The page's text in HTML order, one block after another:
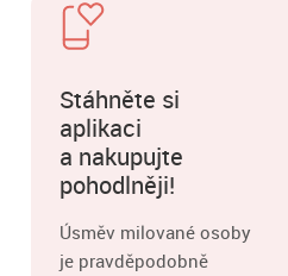
Stáhněte si
aplikaci
a nakupujte
pohodlněji!
Úsměv milované osoby
je pravděpodobně